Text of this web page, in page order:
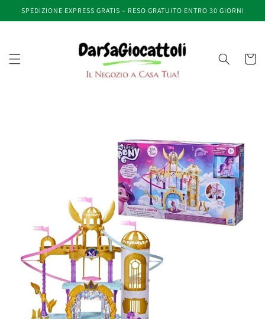
direttamente
ai contenuti
SPEDIZIONE EXPRESS GRATIS – RESO GRATUITO ENTRO 30 GIORNI
Carrello